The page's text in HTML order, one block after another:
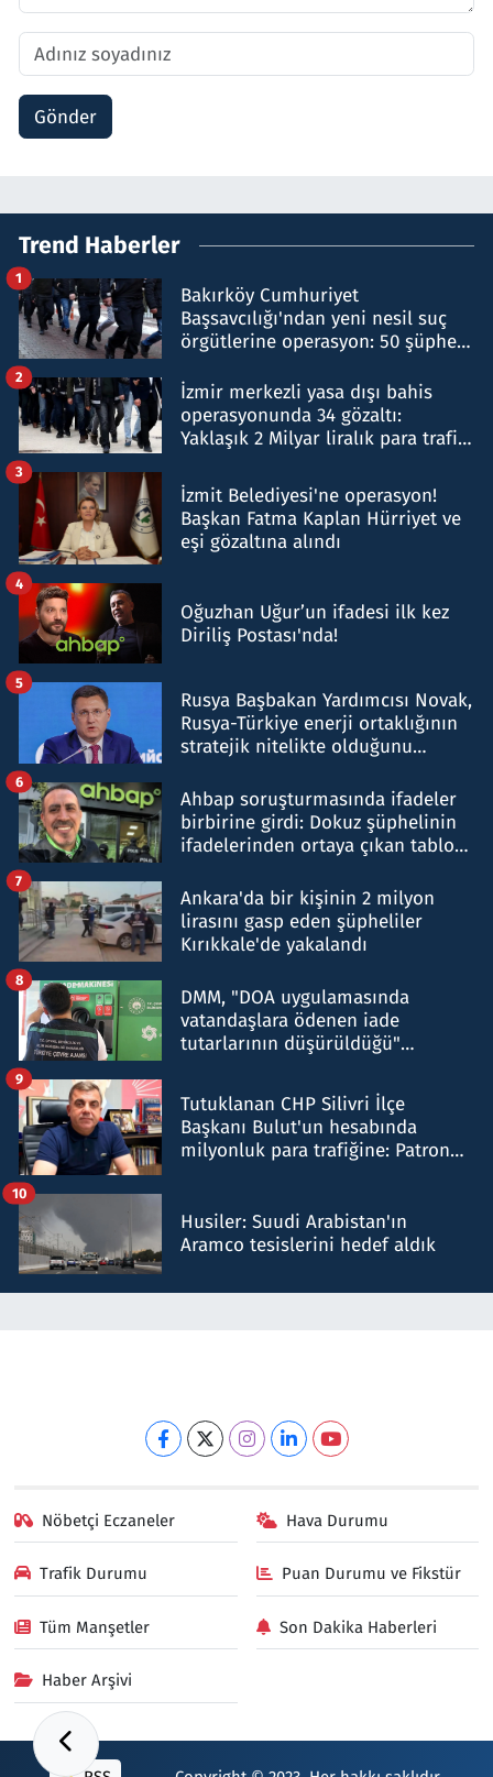
Gönder
Trend Haberler
Bakırköy Cumhuriyet
Başsavcılığı'ndan yeni nesil suç
örgütlerine operasyon: 50 şüpheli
1
İzmir merkezli yasa dışı bahis
operasyonunda 34 gözaltı:
Yaklaşık 2 Milyar liralık para trafiği
2
İzmit Belediyesi'ne operasyon!
Başkan Fatma Kaplan Hürriyet ve
eşi gözaltına alındı
3
Oğuzhan Uğur’un ifadesi ilk kez
Diriliş Postası'nda!
4
Rusya Başbakan Yardımcısı Novak,
Rusya-Türkiye enerji ortaklığının
stratejik nitelikte olduğunu
5
Ahbap soruşturmasında ifadeler
birbirine girdi: Dokuz şüphelinin
ifadelerinden ortaya çıkan tablo
6
Ankara'da bir kişinin 2 milyon
lirasını gasp eden şüpheliler
Kırıkkale'de yakalandı
7
DMM, "DOA uygulamasında
vatandaşlara ödenen iade
tutarlarının düşürüldüğü"
8
Tutuklanan CHP Silivri İlçe
Başkanı Bulut'un hesabında
milyonluk para trafiğine: Patron
9
Husiler: Suudi Arabistan'ın
Aramco tesislerini hedef aldık
10
Nöbetçi Eczaneler Hava Durumu
Trafik Durumu Puan Durumu ve Fikstür
Tüm Manşetler Son Dakika Haberleri
Haber Arşivi